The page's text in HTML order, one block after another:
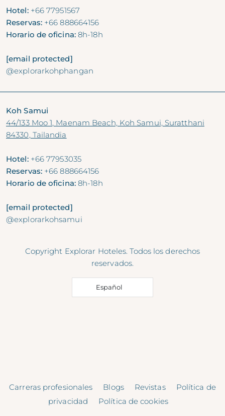
Hotel: +66 77951567
Reservas: +66 888664156
Horario de oficina:8h-18h
[email protected]
@explorarkohphangan
Koh Samui
44/133 Moo 1, Maenam Beach, Koh Samui, Suratthani
84330, Tailandia
Hotel: +66 77953035
Reservas: +66 888664156
Horario de oficina:8h-18h
[email protected]
@explorarkohsamui
Copyright Explorar Hoteles. Todos los derechos
reservados.
Español
Carreras profesionales Blogs Revistas
Política de
privacidad
Política de cookies